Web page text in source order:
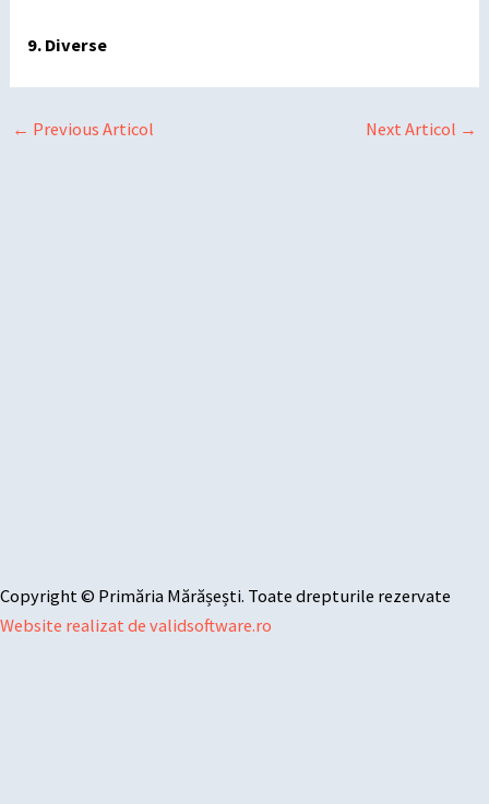
9. Diverse
← Previous Articol Next Articol →
Copyright © Primăria Mărășești. Toate drepturile rezervate
Website realizat de validsoftware.ro